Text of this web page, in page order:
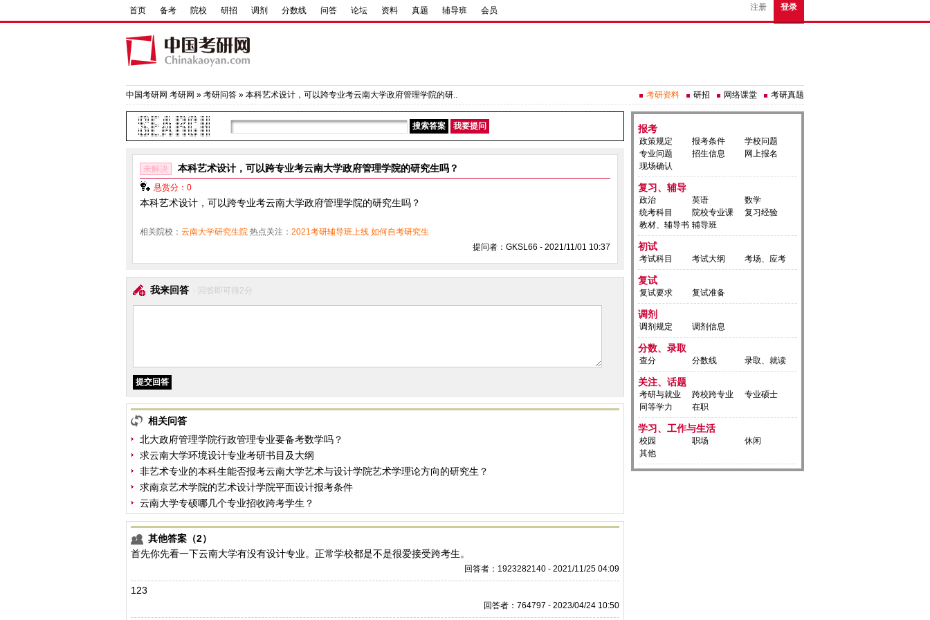
首页 备考 院校 研招 调剂 分数线 问答 论坛 资料 真题 辅导班 会员 注册 登录
中国考研网 考研网 » 考研问答 » 本科艺术设计，可以跨专业考云南大学政府管理学院的研.. 考研资料 研招 网络课堂 考研真题
未解决 本科艺术设计，可以跨专业考云南大学政府管理学院的研究生吗？
悬赏分：0
本科艺术设计，可以跨专业考云南大学政府管理学院的研究生吗？
相关院校： 云南大学研究生院 热点关注： 2021考研辅导班上线 如何自考研究生
提问者：GKSL66 - 2021/11/01 10:37
我来回答 - 回答即可得2分
相关问答
北大政府管理学院行政管理专业要备考数学吗？
求云南大学环境设计专业考研书目及大纲
非艺术专业的本科生能否报考云南大学艺术与设计学院艺术学理论方向的研究生？
求南京艺术学院的艺术设计学院平面设计报考条件
云南大学专硕哪几个专业招收跨考学生？
其他答案（2）
首先你先看一下云南大学有没有设计专业。正常学校都是不是很爱接受跨考生。
回答者：1923282140 - 2021/11/25 04:09
123
回答者：764797 - 2023/04/24 10:50
报考
政策规定 报考条件
学校问题
专业问题
招生信息
网上报名
现场确认
复习、辅导
政治 英语
数学
统考科目
院校专业课
复习经验
教材、辅导书 辅导班
初试
考试科目 考试大纲 考场、应考
复试
复试要求 复试准备
调剂
调剂规定 调剂信息
分数、录取
查分 分数线 录取、就读
关注、话题
考研与就业 跨校跨专业
专业硕士
同等学力
在职
学习、工作与生活
校园 职场
休闲
其他